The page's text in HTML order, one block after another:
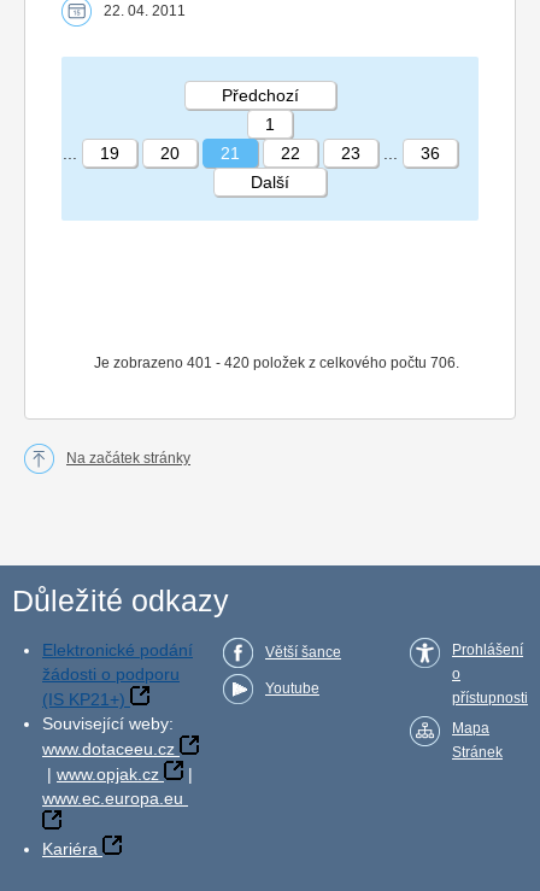
22. 04. 2011
STRÁNKA 21 36
Je zobrazeno 401 - 420 položek z celkového počtu 706.
Předchozí
1
19 20 21 22 23
36
Další
Na začátek stránky
Důležité odkazy
Elektronické podání
žádosti o podporu
(IS KP21+)
Související weby:
www.dotaceeu.cz
| www.opjak.cz
|
www.ec.europa.eu
Kariéra
Větší šance
Youtube
Prohlášení
o
přístupnosti
Mapa
Stránek